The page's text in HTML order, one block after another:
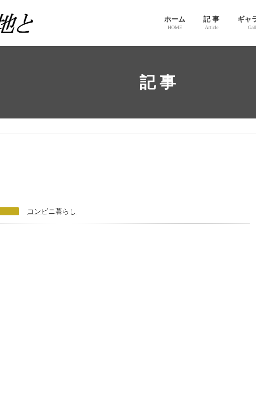
ホーム
HOME
記 事
Article
ギャ
記 事
コンビニ暮らし